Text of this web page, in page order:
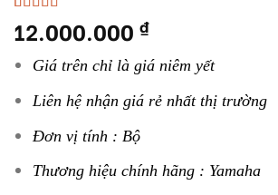
5.00
trên 5
dựa trên
2
12.000.000 ₫
Giá trên chỉ là giá niêm yết
Liên hệ nhận giá rẻ nhất thị trường
Đơn vị tính : Bộ
Thương hiệu chính hãng : Yamaha